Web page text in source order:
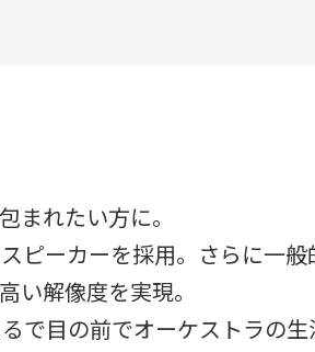
まれたい方に。
ピーカーを採用。さらに一
い解像度を実現。
で目の前でオーケストラの